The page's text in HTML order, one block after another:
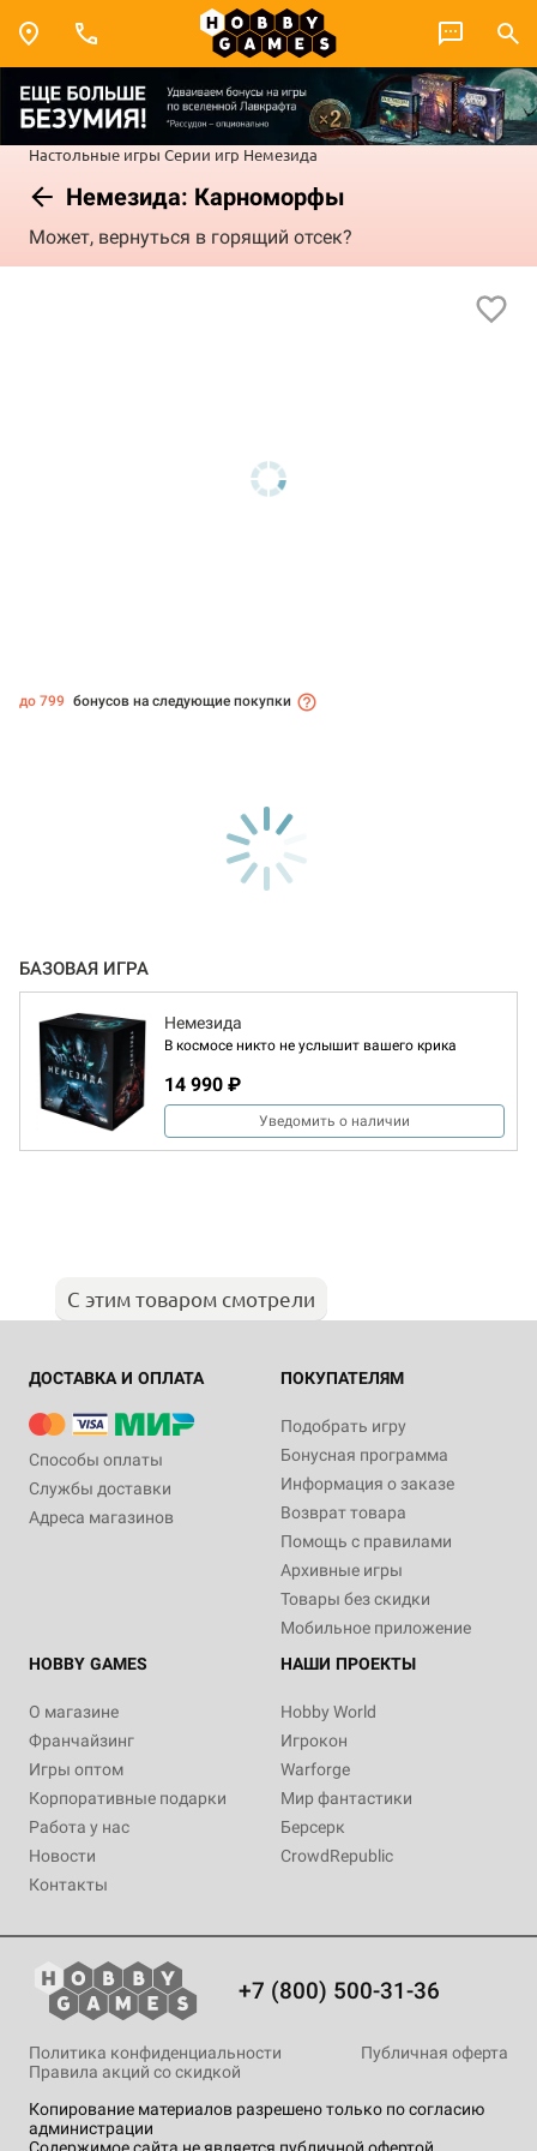
Настольные игры Серии игр Немезида
Немезида: Карноморфы
Может, вернуться в горящий отсек?
до 799 бонусов на следующие покупки
БАЗОВАЯ ИГРА
Немезида
В космосе никто не услышит вашего крика
14 990 ₽
Уведомить о наличии
С этим товаром смотрели
ДОСТАВКА И ОПЛАТА
Способы оплаты
Службы доставки
Адреса магазинов
ПОКУПАТЕЛЯМ
Подобрать игру
Бонусная программа
Информация о заказе
Возврат товара
Помощь с правилами
Архивные игры
Товары без скидки
Мобильное приложение
HOBBY GAMES
О магазине
Франчайзинг
Игры оптом
Корпоративные подарки
Работа у нас
Новости
Контакты
НАШИ ПРОЕКТЫ
Hobby World
Игрокон
Warforge
Мир фантастики
Берсерк
CrowdRepublic
+7 (800) 500-31-36
Копирование материалов разрешено только по согласию
администрации
Политика конфиденциальности
Публичная оферта
Правила акций со скидкой